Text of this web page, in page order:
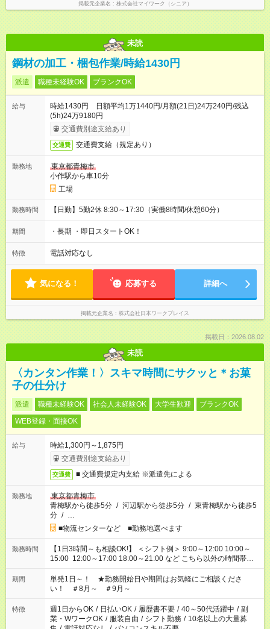
掲載元企業名 株式会社マイワーク（シニア）
未読
鋼材の加工・梱包作業/時給1430円
派遣 職種未経験OK ブランクOK
給与
時給1430円 日額平均1万1440円/月額(21日)24万240円/残込
(5h)24万9180円
交通費別途支給あり
交通費 交通費支給（規定あり）
勤務地
東京都青梅市
小作駅から車10分
工場
勤務時間 【日勤】5勤2休 8:30～17:30（実働8時間/休憩60分）
期間 ・長期 ・即日スタートOK！
特徴 電話対応なし
気になる！ 応募する 詳細へ
掲載元企業名 株式会社日本ワークプレイス
掲載日：2026.08.02
未読
〈カンタン作業！〉スキマ時間にサクッと＊お菓
子の仕分け
派遣 職種未経験OK 社会人未経験OK 大学生歓迎
ブランクOK
WEB登録・面接OK
給与
時給1,300円～1,875円
交通費別途支給あり
交通費 ■ 交通費規定内支給 ※派遣先による
勤務地
東京都青梅市
青梅駅から徒歩5分 / 河辺駅から徒歩5分 / 東青梅駅から徒歩5
分 / …
■物流センターなど ■勤務地選べます
勤務時間
【1日3時間～も相談OK!】 ＜シフト例＞ 9:00～12:00 10:00～
15:00 12:00～17:00 18:00～21:00 など こちら以外の時間帯も
お気軽にご相談ください！
期間
単発1日～！ ★勤務開始日や期間はお気軽にご相談くださ
い！ ＃8月～ ＃9月～
特徴 週1日からOK / 日払いOK / 履歴書不要 / 40～50代活躍中 / 副
業・WワークOK / 服装自由 / シフト勤務 / 10名以上の大量募